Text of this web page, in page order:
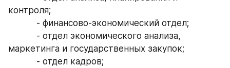
контроля;
- финансово-экономический отдел;
маркетинга и государственных закупок;
- отдел кадров;